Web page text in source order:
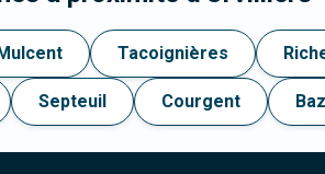
Mulcent Tacoignières
Septeuil Courgent